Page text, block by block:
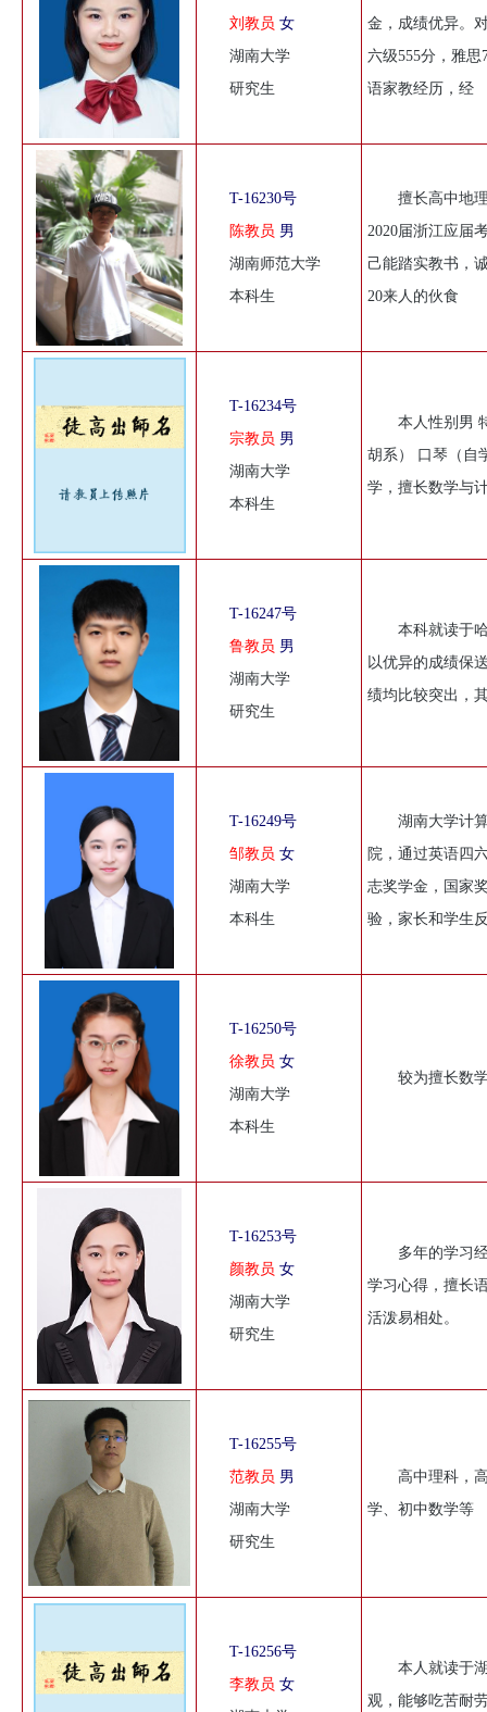
刘教员 女
湖南大学
研究生
金，成绩优异。
六级555分，雅
语家教经历，经
T-16230号
陈教员 男
湖南师范大学
本科生
擅长高中地
2020届浙江应届
己能踏实教书，
20来人的伙食
T-16234号
宗教员 男
湖南大学
本科生
本人性别男
胡系） 口琴（自
学，擅长数学与
T-16247号
鲁教员 男
湖南大学
研究生
本科就读于
以优异的成绩保
绩均比较突出，
T-16249号
邹教员 女
湖南大学
本科生
湖南大学计
院，通过英语四
志奖学金，国家
验，家长和学生
T-16250号
徐教员 女
湖南大学
本科生
较为擅长数
T-16253号
颜教员 女
湖南大学
研究生
多年的学习
学习心得，擅长
活泼易相处。
T-16255号
范教员 男
湖南大学
研究生
高中理科，
学、初中数学等
T-16256号
李教员 女
本人就读于
观，能够吃苦耐